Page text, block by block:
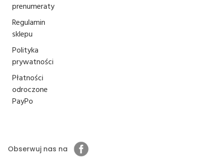
prenumeraty
Regulamin
sklepu
Polityka
prywatności
Płatności
odroczone
PayPo
Obserwuj nas na